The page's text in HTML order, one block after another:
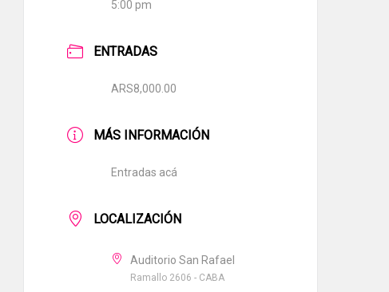
5:00 pm
ENTRADAS
ARS8,000.00
MÁS INFORMACIÓN
Entradas acá
LOCALIZACIÓN
Auditorio San Rafael
Ramallo 2606 - CABA